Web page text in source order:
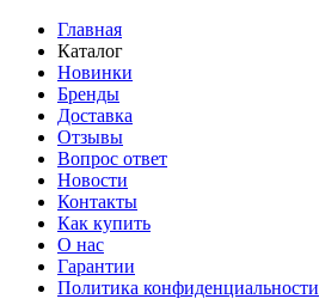
Главная
Каталог
Новинки
Бренды
Доставка
Отзывы
Вопрос ответ
Новости
Контакты
Как купить
О нас
Гарантии
Политика конфиденциальности